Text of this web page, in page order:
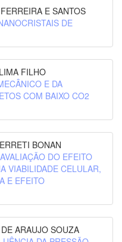
E SANTOS
DE
FILHO
E DA
COM BAIXO CO2
BONAN
DO EFEITO
VIABILIDADE CELULAR,
E EFEITO
ARAUJO SOUZA